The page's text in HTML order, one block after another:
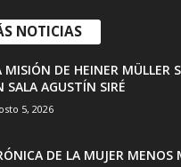
NOTICIAS
MISIÓN DE HEINER MÜLLER
SALA AGUSTÍN SIRÉ
5, 2026
DE LA MUJER MENOS